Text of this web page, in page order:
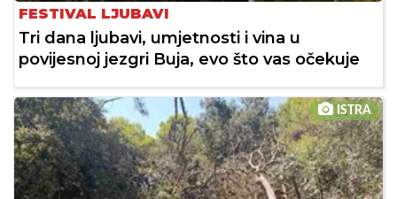
FESTIVAL LJUBAVI
Tri dana ljubavi, umjetnosti i vina u
povijesnoj jezgri Buja, evo što vas očekuje
ISTRA